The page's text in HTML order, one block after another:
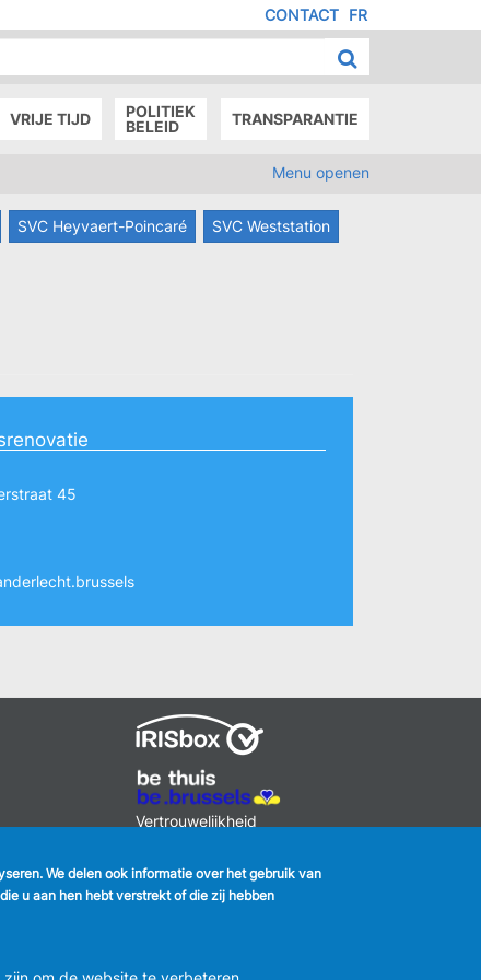
FR
CONTACT
VRIJE TIJD
POLITIEK
BELEID
TRANSPARANTIE
Menu openen
SVC Heyvaert-Poincaré SVC Weststation
45
MENU
Vertrouwelijkheid
Wettelijke bepalingen
Charter van goed gedrag en
moderatie van de sociale
2 558 08 00
We delen ook informatie over het gebruik van
u aan hen hebt verstrekt of die zij hebben